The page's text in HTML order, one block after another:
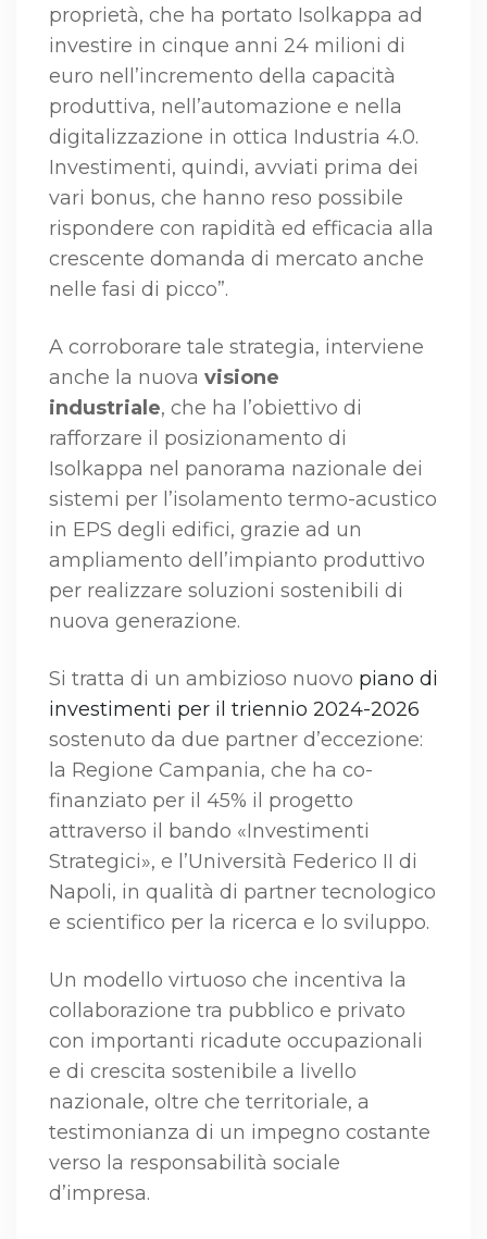
proprietà, che ha portato Isolkappa ad
investire in cinque anni 24 milioni di
euro nell’incremento della capacità
produttiva, nell’automazione e nella
digitalizzazione in ottica Industria 4.0.
Investimenti, quindi, avviati prima dei
vari bonus, che hanno reso possibile
rispondere con rapidità ed efficacia alla
crescente domanda di mercato anche
nelle fasi di picco”.
A corroborare tale strategia, interviene
anche la nuova visione
industriale, che ha l’obiettivo di
rafforzare il posizionamento di
Isolkappa nel panorama nazionale dei
sistemi per l’isolamento termo-acustico
in EPS degli edifici, grazie ad un
ampliamento dell’impianto produttivo
per realizzare soluzioni sostenibili di
nuova generazione.
Si tratta di un ambizioso nuovo piano di
investimenti per il triennio 2024-2026
sostenuto da due partner d’eccezione:
la Regione Campania, che ha co-
finanziato per il 45% il progetto
attraverso il bando «Investimenti
Strategici», e l’Università Federico II di
Napoli, in qualità di partner tecnologico
e scientifico per la ricerca e lo sviluppo.
Un modello virtuoso che incentiva la
collaborazione tra pubblico e privato
con importanti ricadute occupazionali
e di crescita sostenibile a livello
nazionale, oltre che territoriale, a
testimonianza di un impegno costante
verso la responsabilità sociale
d’impresa.